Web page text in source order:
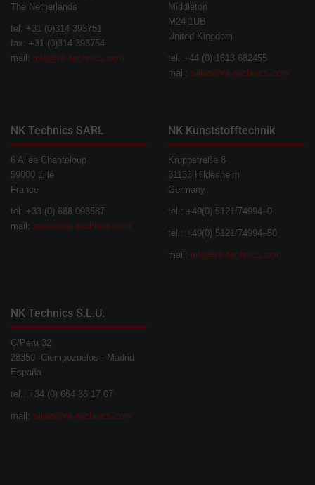
The Netherlands
tel: +31 (0)314 393751
fax: +31 (0)314 393754
mail: info@nk-technics.com
Middleton
M24 1UB
United Kingdom
tel: +44 (0) 1613 682455
mail: sales@nk-technics.com
NK Technics SARL
6 Allée Chanteloup
59000 Lille
France
tel: +33 (0) 688 093587
mail: sales@nk-technics.com
NK Kunststofftechnik
Kruppstraße 8
31135 Hildesheim
Germany
tel.: +49(0) 5121/74994–0
tel.: +49(0) 5121/74994–50
mail: info@nk-technics.com
NK Technics S.L.U.
C/Peru 32
28350 Ciempozuelos - Madrid
España
tel.: +34 (0) 664 36 17 07
mail: sales@nk-technics.com